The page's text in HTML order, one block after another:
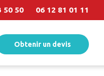
Obtenir un devis
50 50 06 12 81 01 11